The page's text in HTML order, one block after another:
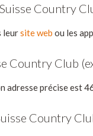
Country
leursite web ou les
Country Club
adresse précise est
Country